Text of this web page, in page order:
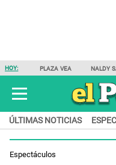
HOY: PLAZA VEA NALDY
ÚLTIMAS NOTICIAS
Espectáculos